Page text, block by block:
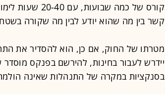
קורס של כמה
קשר בין מה שהוא יודע לבין מה שקורה
מטרתו של החוק, אם כן, הוא להסדיר את
יידרש לעבור בחינות, להירשם בפנקס
בסנקציות במקרה של התנהלות שאינה